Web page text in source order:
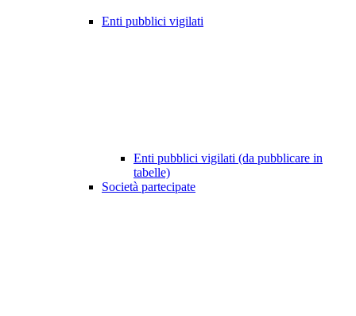
Enti pubblici vigilati
Enti pubblici vigilati (da pubblicare in
tabelle)
Società partecipate